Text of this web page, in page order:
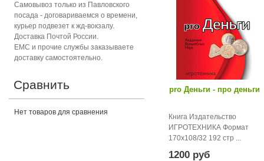
pro Деньги - про деньги
Книга Издательство
ИГРОТЕХНИКА Формат
170х108/32 192 стр ...
1200 руб
Самовывоз только из Павловского
посада - договариваемся о времени,
курьер подвезет к жд-вокзалу.
Доставка Почтой России.
ЕМС и прочие службы заказываете
доставку самостоятельно.
Сравнить
Нет товаров для сравнения